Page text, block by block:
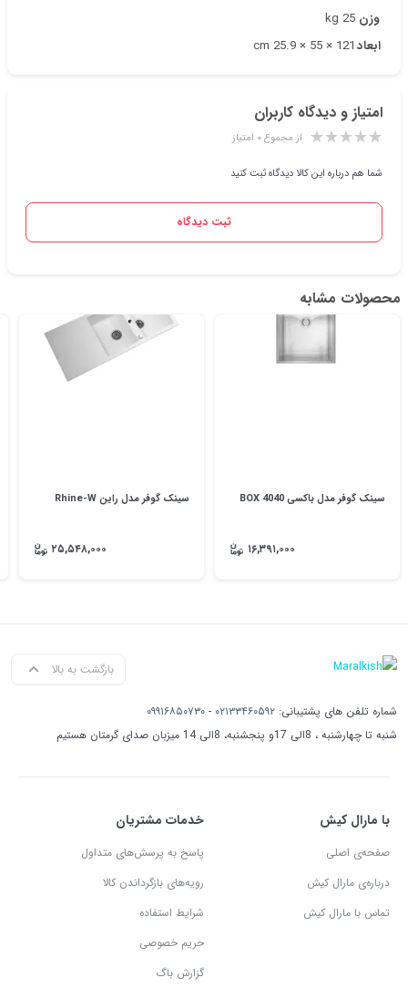
وزن 25 kg
ابعاد121 × 55 × 25.9 cm
امتیاز و دیدگاه کاربران
از مجموع ۰ امتیاز
شما هم درباره این کالا دیدگاه ثبت کنید
ثبت دیدگاه
محصولات مشابه
سینک گوفر مدل باکسی 4040 BOX
۱۶,۳۹۱,۰۰۰
سینک گوفر مدل راین Rhine-W
۲۵,۵۴۸,۰۰۰
بازگشت به بالا
شماره تلفن های پشتیبانی: ۰۲۱۳۳۴۶۰۵۹۲ - ۰۹۹۱۶۸۵۰۷۳۰
شنبه تا چهارشنبه ، 8الی 17و پنجشنبه، 8الی 14 میزبان صدای گرمتان هستیم
با مارال کیش
صفحه‌ی اصلی
درباره‌ی مارال کیش
تماس با مارال کیش
خدمات مشتریان
پاسخ به پرسش‌های متداول
رویه‌های بازگرداندن کالا
شرایط استفاده
حریم خصوصی
گزارش باگ